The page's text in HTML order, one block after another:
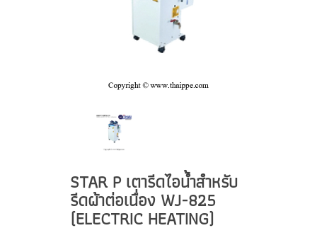
STAR P เตารีดไอน้ำสำหรับ
รีดผ้าต่อเนื่อง WJ-825
(ELECTRIC HEATING)